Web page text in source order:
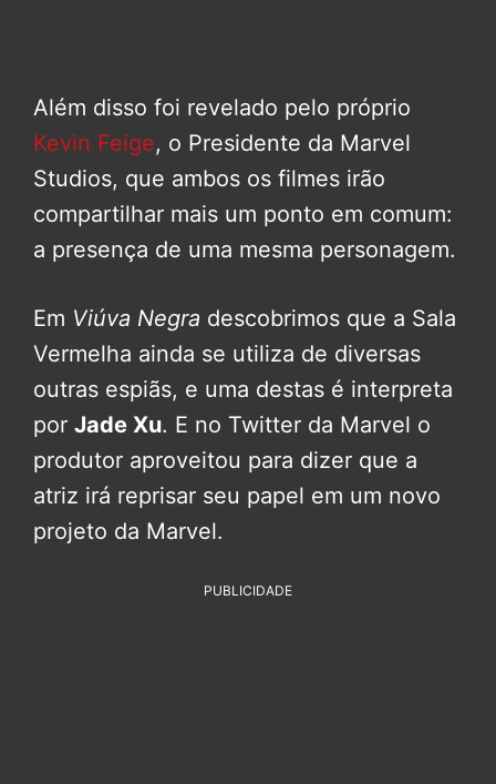
Além disso foi revelado pelo próprio
Kevin Feige, o Presidente da Marvel
Studios, que ambos os filmes irão
compartilhar mais um ponto em comum:
a presença de uma mesma personagem.
Em Viúva Negra descobrimos que a Sala
Vermelha ainda se utiliza de diversas
outras espiãs, e uma destas é interpreta
por Jade Xu. E no Twitter da Marvel o
produtor aproveitou para dizer que a
atriz irá reprisar seu papel em um novo
projeto da Marvel.
PUBLICIDADE